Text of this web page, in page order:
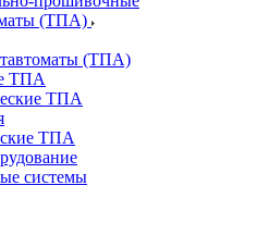
(ТПА)
(ТПА)
ТПА
ТПА
ТПА
системы